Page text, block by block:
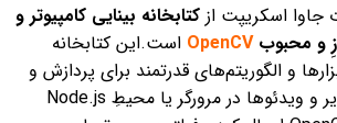
کتابخانه بینایی کامپیوتر و
و محبوب OpenCV است.این کتابخانه
و الگوریتم‌های قدرتمند برای پردازش و
تجزیه و تحلیل تصاویر و ویدئوها در مرورگر یا محیطِ Node.js